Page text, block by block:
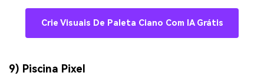
Crie Visuais De Paleta Ciano Com IA Grátis
9) Piscina Pixel